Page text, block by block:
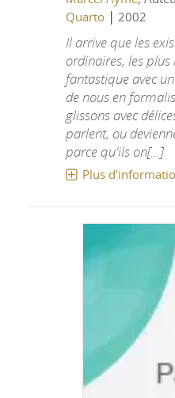
Quarto| 2002
Il arrive que les
ordinaires, les
fantastique avec
de nous en
glissons avec
parlent, ou
parce qu'ils on[...]
Plus